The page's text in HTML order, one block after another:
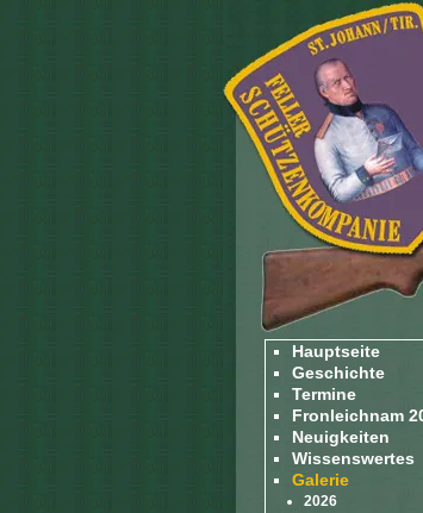
Hauptseite
Geschichte
Termine
Fronleichnam
Neuigkeiten
Wissenswertes
Galerie
2026